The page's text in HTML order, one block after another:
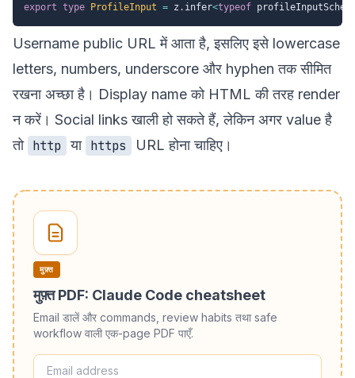
export type ProfileInput = z . infer<typeof
Username public URL में आता है, इसलिए इसे lowercase
letters, numbers, underscore और hyphen तक सीमित
रखना अच्छा है। Display name को HTML की तरह render
न करें। Social links खाली हो सकते हैं, लेकिन अगर value है
तो http या https URL होना चाहिए।
मुफ़्त
मुफ़्त PDF: Claude Code cheatsheet
Email डालें और commands, review habits तथा safe
workflow वाली एक-page PDF पाएँ.